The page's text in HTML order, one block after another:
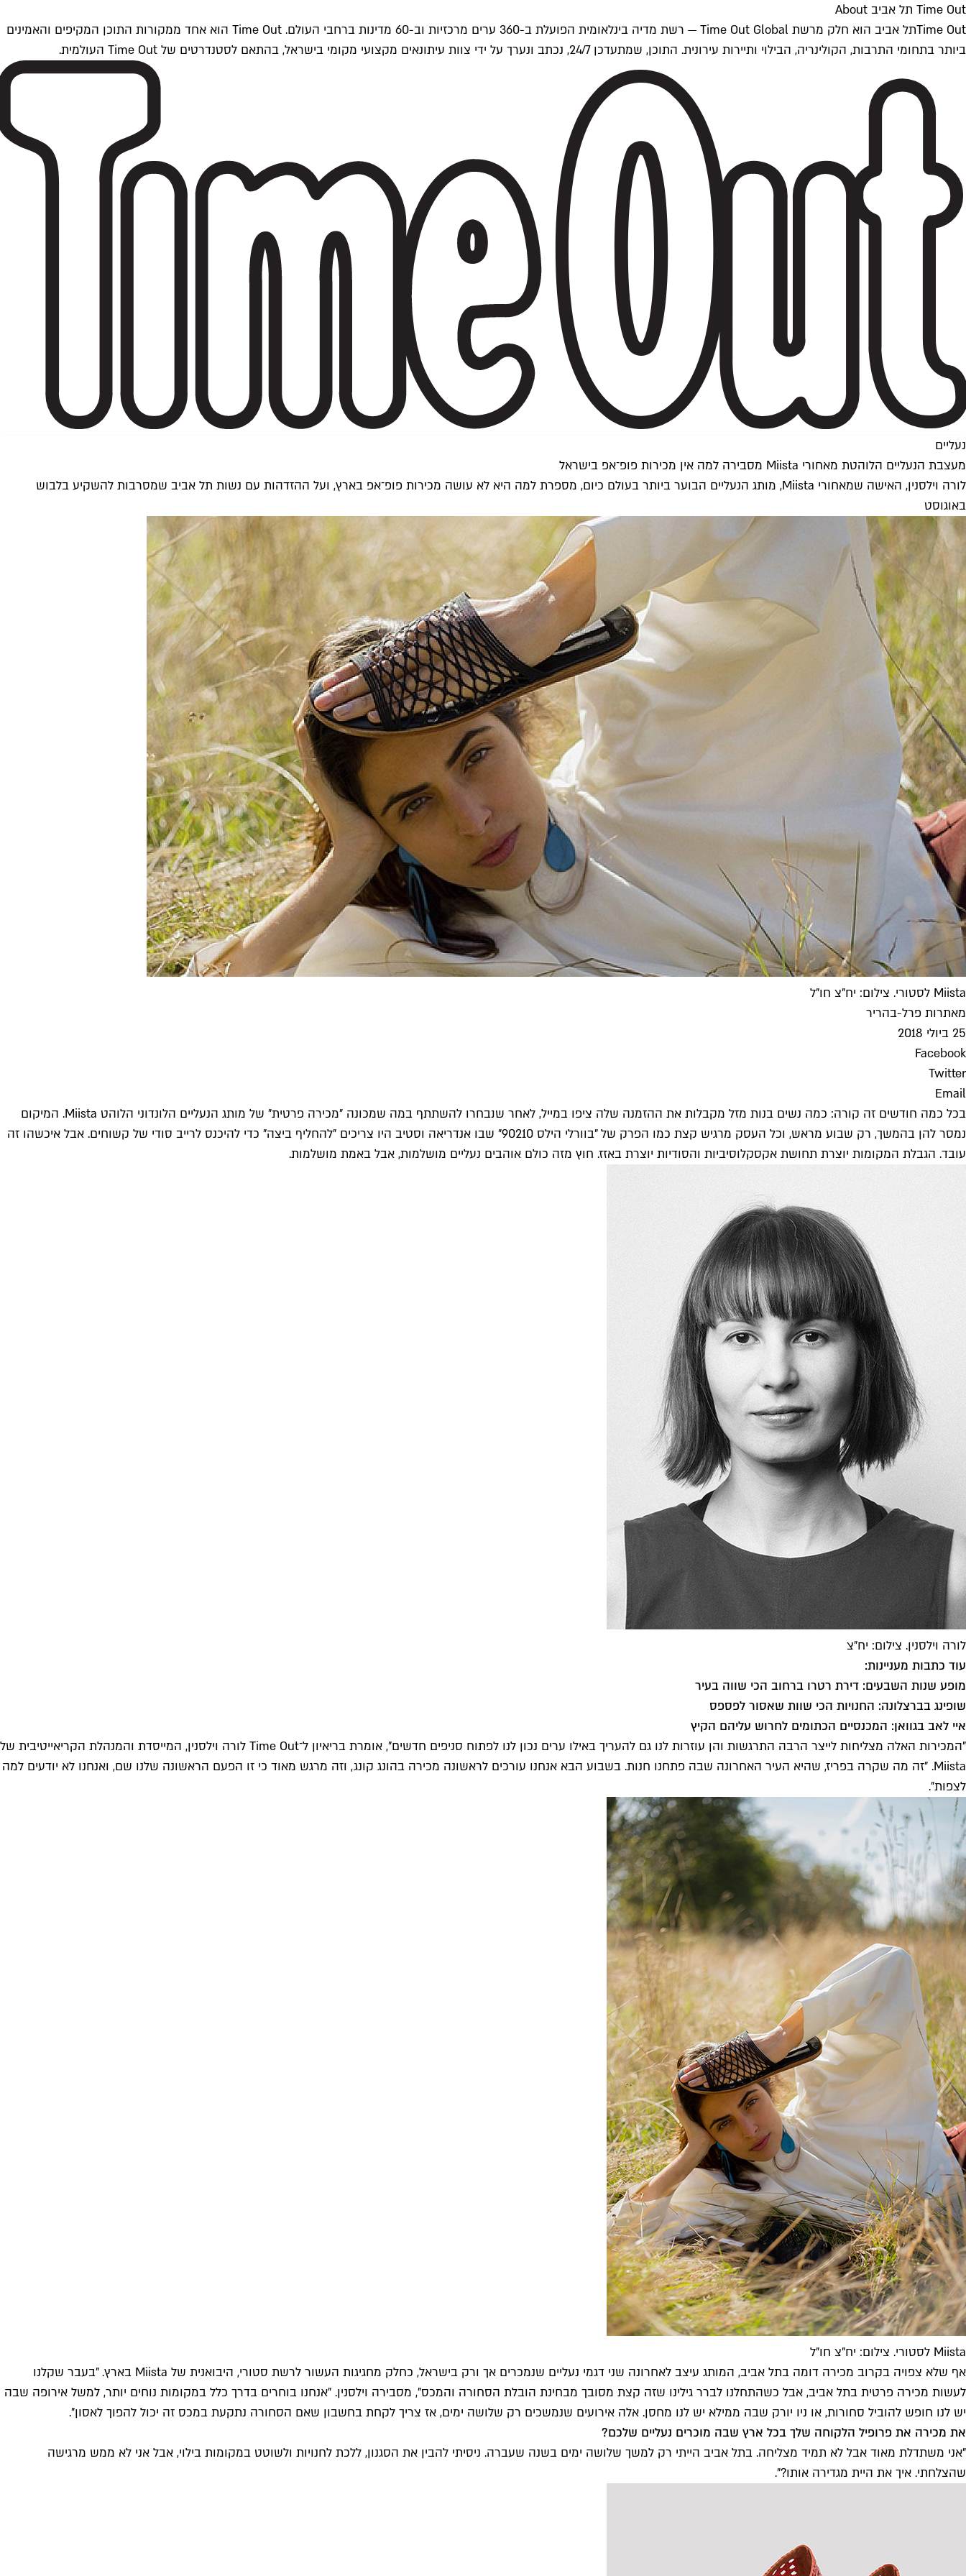
Time Out תל אביב About
Time Outתל אביב הוא חלק מרשת Time Out Global — רשת מדיה בינלאומית הפועלת ב-360 ערים מרכזיות וב-60 מדינות ברחבי העולם. Time Out הוא אחד ממקורות התוכן המקיפים והאמינים
ביותר בתחומי התרבות, הקולינריה, הבילוי ותיירות עירונית. התוכן, שמתעדכן 24/7, נכתב ונערך על ידי צוות עיתונאים מקצועי מקומי בישראל, בהתאם לסטנדרטים של Time Out העולמית.
נעליים
מעצבת הנעליים הלוהטת מאחורי Miista מסבירה למה אין מכירות פופ־אפ בישראל
לורה וילסנין, האישה שמאחורי Miista, מותג הנעליים הבוער ביותר בעולם כיום, מספרת למה היא לא עושה מכירות פופ־אפ בארץ, ועל ההזדהות עם נשות תל אביב שמסרבות להשקיע בלבוש
באוגוסט
Miista לסטורי. צילום: יח"צ חו"ל
מאתרות פרל-בהריר
25 ביולי 2018
Facebook
Twitter
Email
בכל כמה חודשים זה קורה: כמה נשים בנות מזל מקבלות את ההזמנה שלה ציפו במייל, לאחר שנבחרו להשתתף במה שמכונה "מכירה פרטית" של מותג הנעליים הלונדוני הלוהט Miista. המיקום
נמסר להן בהמשך, רק שבוע מראש, וכל העסק מרגיש קצת כמו הפרק של "בוורלי הילס 90210" שבו אנדריאה וסטיב היו צריכים "להחליף ביצה" כדי להיכנס לרייב סודי של קשוחים. אבל איכשהו זה
עובד. הגבלת המקומות יוצרת תחושת אקסקלוסיביות והסודיות יוצרת באזז. חוץ מזה כולם אוהבים נעליים מושלמות, אבל באמת מושלמות.
לורה וילסנין. צילום: יח"צ
עוד כתבות מעניינות:
מופע שנות השבעים: דירת רטרו ברחוב הכי שווה בעיר
שופינג בברצלונה: החנויות הכי שוות שאסור לפספס
איי לאב בגוואן: המכנסיים הכתומים לחרוש עליהם הקיץ
"המכירות האלה מצליחות לייצר הרבה התרגשות והן עוזרות לנו גם להעריך באילו ערים נכון לנו לפתוח סניפים חדשים", אומרת בריאיון ל־Time Out לורה וילסנין, המייסדת והמנהלת הקריאייטיבית של
Miista. "זה מה שקרה בפריז, שהיא העיר האחרונה שבה פתחנו חנות. בשבוע הבא אנחנו עורכים לראשונה מכירה בהונג קונג, וזה מרגש מאוד כי זו הפעם הראשונה שלנו שם, ואנחנו לא יודעים למה
לצפות".
Miista לסטורי. צילום: יח"צ חו"ל
אף שלא צפויה בקרוב מכירה דומה בתל אביב, המותג עיצב לאחרונה שני דגמי נעליים שנמכרים אך ורק בישראל, כחלק מחגיגות העשור לרשת סטורי, היבואנית של Miista בארץ. "בעבר שקלנו
לעשות מכירה פרטית בתל אביב, אבל כשהתחלנו לברר גילינו שזה קצת מסובך מבחינת הובלת הסחורה והמכס", מסבירה וילסנין. "אנחנו בוחרים בדרך כלל במקומות נוחים יותר, למשל אירופה שבה
יש לנו חופש להוביל סחורות, או ניו יורק שבה ממילא יש לנו מחסן. אלה אירועים שנמשכים רק שלושה ימים, אז צריך לקחת בחשבון שאם הסחורה נתקעת במכס זה יכול להפוך לאסון".
את מכירה את פרופיל הלקוחה שלך בכל ארץ שבה מוכרים נעליים שלכם?
"אני משתדלת מאוד אבל לא תמיד מצליחה. בתל אביב הייתי רק למשך שלושה ימים בשנה שעברה. ניסיתי להבין את הסגנון, ללכת לחנויות ולשוטט במקומות בילוי, אבל אני לא ממש מרגישה
שהצלחתי. איך את היית מגדירה אותו?".